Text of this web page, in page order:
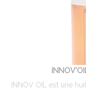
INNOV OIL est une